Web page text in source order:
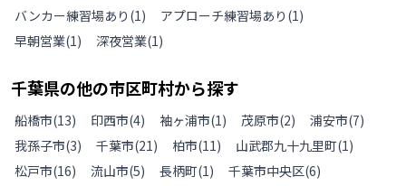
バンカー練習場あり (1) アプローチ練習場あり (1)
早朝営業(1) 深夜営業(1)
千葉県の他の市区町村から探す
船橋市(13) 印西市(4) 袖ヶ浦市(1) 茂原市(2) 浦安市(7)
我孫子市(3) 千葉市(21) 柏市(11) 山武郡九十九里町(1)
松戸市(16) 流山市(5) 長柄町(1) 千葉市中央区(6)